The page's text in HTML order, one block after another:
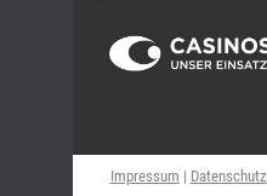
Impressum | Datenschutz